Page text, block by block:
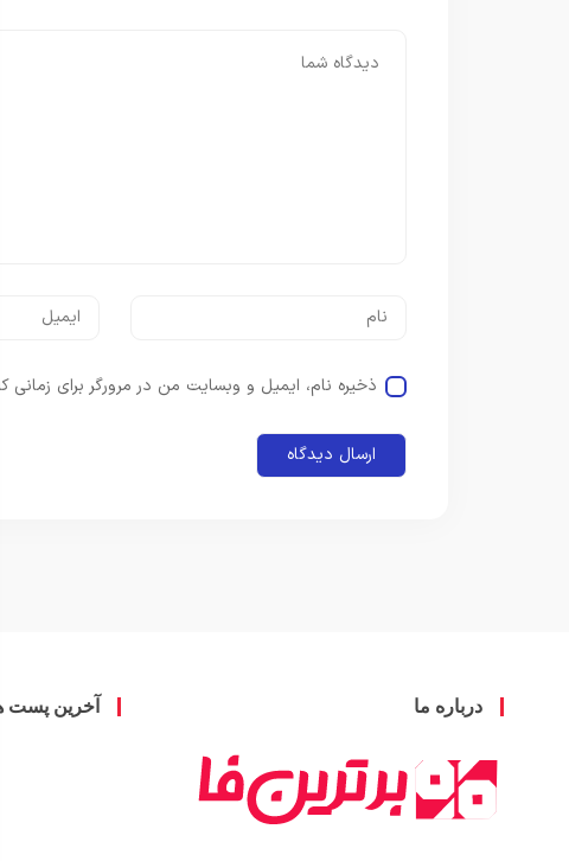
ذخیره نام، ایمیل و وبسایت من در مرورگر برای زمانی
درباره ما آخرین پست